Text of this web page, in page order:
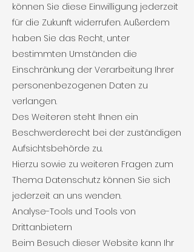
können Sie diese Einwilligung jederzeit
für die Zukunft widerrufen. Außerdem
haben Sie das Recht, unter
bestimmten Umständen die
Einschränkung der Verarbeitung Ihrer
personenbezogenen Daten zu
verlangen.
Des Weiteren steht Ihnen ein
Beschwerderecht bei der zuständigen
Aufsichtsbehörde zu.
Hierzu sowie zu weiteren Fragen zum
Thema Datenschutz können Sie sich
jederzeit an uns wenden.
Analyse-Tools und Tools von
Drittanbietern
Beim Besuch dieser Website kann Ihr